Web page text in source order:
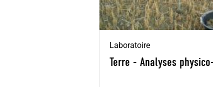
Laboratoire
Terre - Analyses